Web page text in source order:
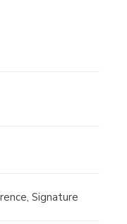
, Signature